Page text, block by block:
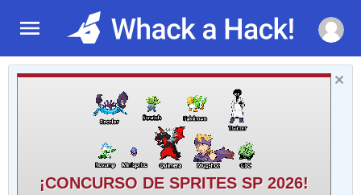
¡CONCURSO DE SPRITES SP 2026!